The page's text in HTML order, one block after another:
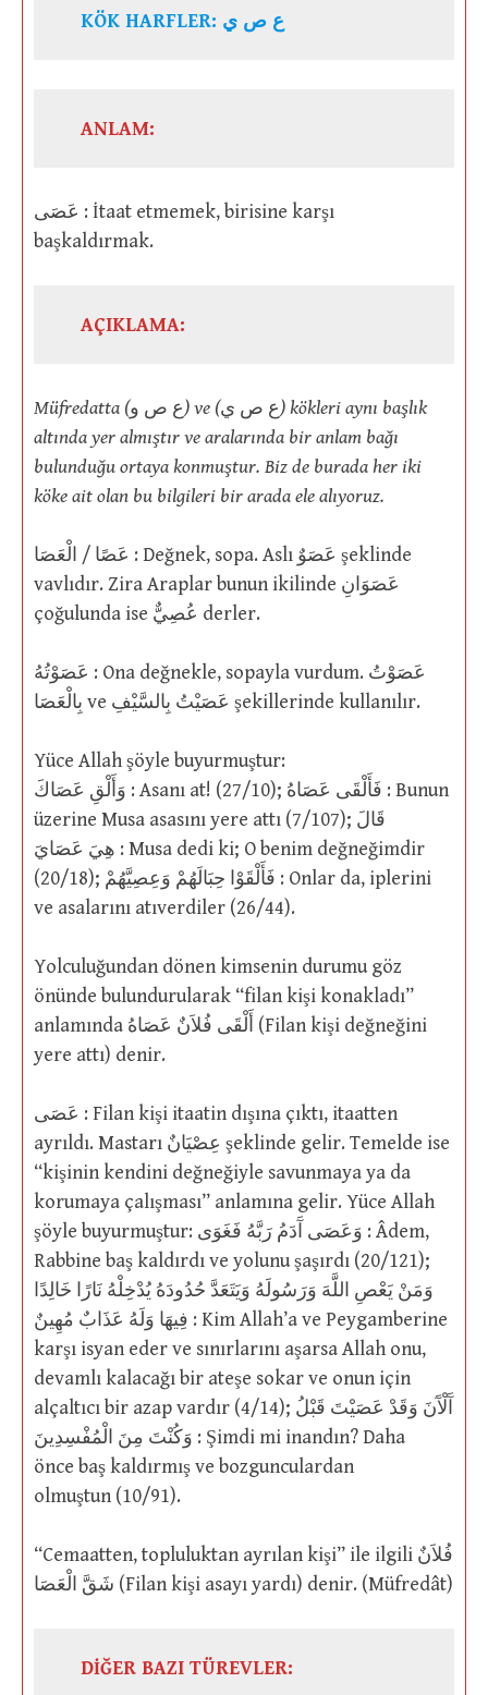
KÖK HARFLER: ع ص ي
ANLAM:
عَصَى : İtaat etmemek, birisine karşı
başkaldırmak.
AÇIKLAMA:
Müfredatta (ع ص و) ve (ع ص ي) kökleri aynı başlık
altında yer almıştır ve aralarında bir anlam bağı
bulunduğu ortaya konmuştur. Biz de burada her iki
köke ait olan bu bilgileri bir arada ele alıyoruz.
عَصًا / الْعَصَا : Değnek, sopa. Aslı عَصَوٌ şeklinde
vavlıdır. Zira Araplar bunun ikilinde عَصَوَانِ
çoğulunda ise عُصِيٌّ derler.
عَصَوْتُهُ : Ona değnekle, sopayla vurdum. عَصَوْتُ
بِالْعَصَا ve عَصَيْتُ بِالسَّيْفِ şekillerinde kullanılır.
Yüce Allah şöyle buyurmuştur:
وَأَلْقِ عَصَاكَ : Asanı at! (27/10); فَأَلْقَى عَصَاهُ : Bunun
üzerine Musa asasını yere attı (7/107); قَالَ
هِيَ عَصَايَ : Musa dedi ki; O benim değneğimdir
(20/18); فَأَلْقَوْا حِبَالَهُمْ وَعِصِيَّهُمْ : Onlar da, iplerini
ve asalarını atıverdiler (26/44).
Yolculuğundan dönen kimsenin durumu göz
önünde bulundurularak “filan kişi konakladı”
anlamında أَلْقَى فُلاَنٌ عَصَاهُ (Filan kişi değneğini
yere attı) denir.
عَصَى : Filan kişi itaatin dışına çıktı, itaatten
ayrıldı. Mastarı عِصْيَانٌ şeklinde gelir. Temelde ise
“kişinin kendini değneğiyle savunmaya ya da
korumaya çalışması” anlamına gelir. Yüce Allah
şöyle buyurmuştur: وَعَصَى آَدَمُ رَبَّهُ فَغَوَى : Âdem,
Rabbine baş kaldırdı ve yolunu şaşırdı (20/121);
وَمَنْ يَعْصِ اللَّهَ وَرَسُولَهُ وَيَتَعَدَّ حُدُودَهُ يُدْخِلْهُ نَارًا خَالِدًا
فِيهَا وَلَهُ عَذَابٌ مُهِينٌ : Kim Allah’a ve Peygamberine
karşı isyan eder ve sınırlarını aşarsa Allah onu,
devamlı kalacağı bir ateşe sokar ve onun için
alçaltıcı bir azap vardır (4/14); آَلْآَنَ وَقَدْ عَصَيْتَ قَبْلُ
وَكُنْتَ مِنَ الْمُفْسِدِينَ : Şimdi mi inandın? Daha
önce baş kaldırmış ve bozgunculardan
olmuştun (10/91).
“Cemaatten, topluluktan ayrılan kişi” ile ilgili فُلاَنٌ
شَقَّ الْعَصَا (Filan kişi asayı yardı) denir. (Müfredât)
DİĞER BAZI TÜREVLER: